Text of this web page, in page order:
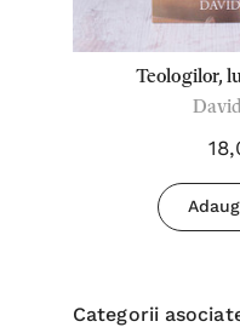
Teologilor,
Categorii